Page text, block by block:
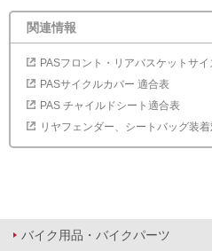
関連情報
PASフロント・リアバスケットサ
PASサイクルカバー 適合表
PAS チャイルドシート適合表
リヤフェンダー、シートバッグ装
バイク用品・バイクパーツ